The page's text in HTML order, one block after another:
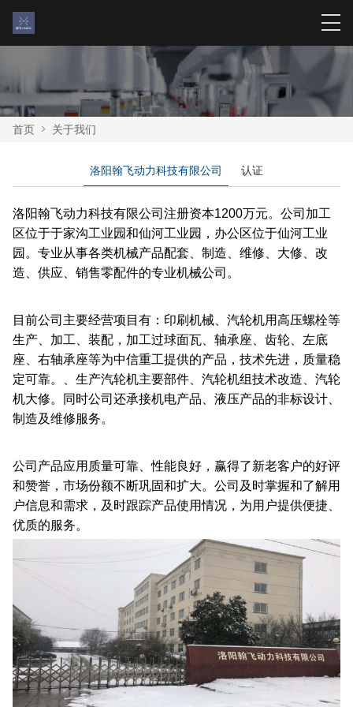
首页 > 关于我们
洛阳翰飞动力科技有限公司 认证
洛阳翰飞动力科技有限公司注册资本1200万元。公司加工
区位于于家沟工业园和仙河工业园，办公区位于仙河工业
园。专业从事各类机械产品配套、制造、维修、大修、改
造、供应、销售零配件的专业机械公司。
目前公司主要经营项目有：印刷机械、汽轮机用高压螺栓等
生产、加工、装配，加工过球面瓦、轴承座、齿轮、左底
座、右轴承座等为中信重工提供的产品，技术先进，质量稳
定可靠。、生产汽轮机主要部件、汽轮机组技术改造、汽轮
机大修。同时公司还承接机电产品、液压产品的非标设计、
制造及维修服务。
公司产品应用质量可靠、性能良好，赢得了新老客户的好评
和赞誉，市场份额不断巩固和扩大。公司及时掌握和了解用
户信息和需求，及时跟踪产品使用情况，为用户提供便捷、
优质的服务。